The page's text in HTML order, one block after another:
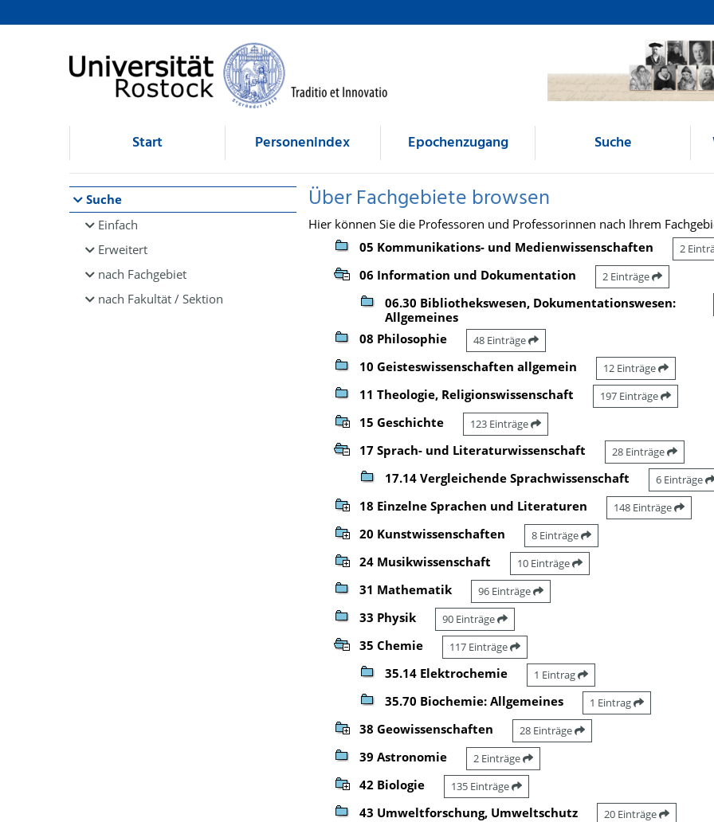
Browsen
direkt zum Inhalt
Start Personenindex Epochenzugang Suche
Suche
Einfach
Erweitert
nach Fachgebiet
nach Fakultät / Sektion
Über Fachgebiete browsen
Hier können Sie die Professoren und Professorinnen nach Ihrem
05 Kommunikations- und Medienwissenschaften
2
06 Information und Dokumentation 2 Einträge
06.30 Bibliothekswesen, Dokumentationswesen:
Allgemeines
08 Philosophie 48 Einträge
10 Geisteswissenschaften allgemein 12 Einträge
11 Theologie, Religionswissenschaft 197 Einträge
15 Geschichte 123 Einträge
17 Sprach- und Literaturwissenschaft 28 Einträge
17.14 Vergleichende Sprachwissenschaft 6 Einträge
18 Einzelne Sprachen und Literaturen 148 Einträge
20 Kunstwissenschaften 8 Einträge
24 Musikwissenschaft 10 Einträge
31 Mathematik 96 Einträge
33 Physik 90 Einträge
35 Chemie 117 Einträge
35.14 Elektrochemie 1 Eintrag
35.70 Biochemie: Allgemeines 1 Eintrag
38 Geowissenschaften 28 Einträge
39 Astronomie 2 Einträge
42 Biologie 135 Einträge
43 Umweltforschung, Umweltschutz 20 Einträge